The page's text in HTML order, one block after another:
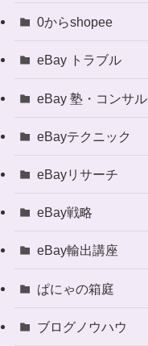
0からshopee
eBay トラブル
eBay 塾・コンサル
eBayテクニック
eBayリサーチ
eBay戦略
eBay輸出講座
ぱにゃの箱庭
ブログノウハウ